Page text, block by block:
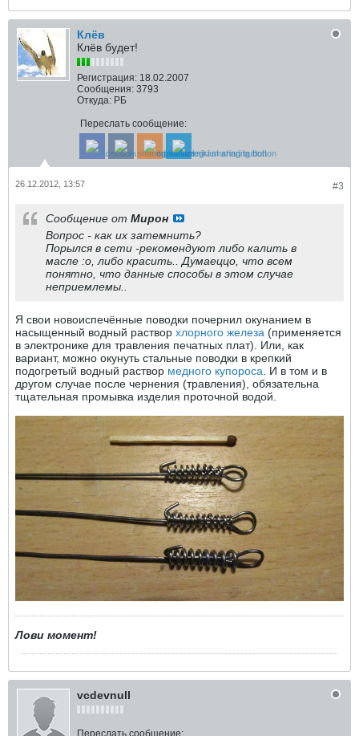
Клёв
Клёв будет!
Регистрация: 18.02.2007
Сообщения: 3793
Откуда: РБ
Переслать сообщение:
#3
26.12.2012, 13:57
Сообщение от Мирон
Вопрос - как их затемнить?
Порылся в сети -рекомендуют либо калить в
масле :o, либо красить.. Думаеццо, что всем
понятно, что данные способы в этом случае
неприемлемы..
Я свои новоиспечённые поводки почернил окунанием в
насыщенный водный раствор хлорного железа (применяется
в электронике для травления печатных плат). Или, как
вариант, можно окунуть стальные поводки в крепкий
подогретый водный раствор медного купороса . И в том и в
другом случае после чернения (травления), обязательна
тщательная промывка изделия проточной водой.
Лови момент!
vcdevnull
Переслать сообщение: